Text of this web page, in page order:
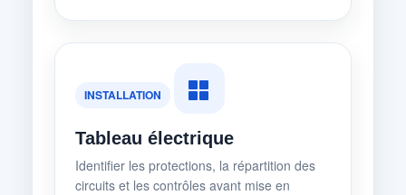
INSTALLATION
Tableau électrique
Identifier les protections, la répartition des
circuits et les contrôles avant mise en